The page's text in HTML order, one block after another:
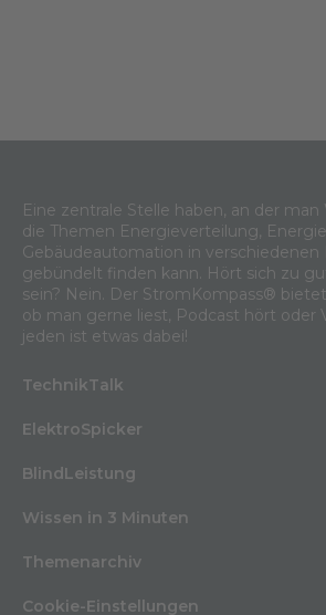
Eine zentrale Stelle haben, an der
die Themen Energieverteilung,
Gebäudeautomation in verschiedenen
gebündelt finden kann. Hört sich zu
sein? Nein. Der StromKompass®
ob man gerne liest, Podcast hört oder
jeden ist etwas dabei!
TechnikTalk
ElektroSpicker
BlindLeistung
Wissen in 3 Minuten
Themenarchiv
Cookie-Einstellungen